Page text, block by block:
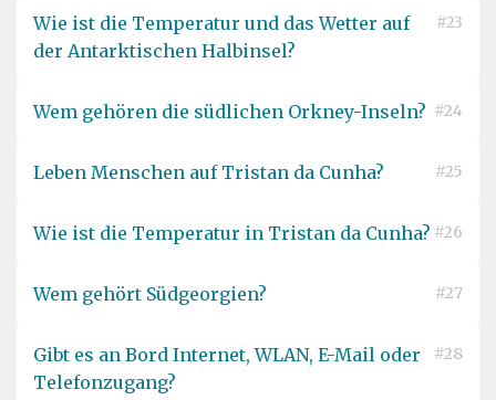
Wie ist die Temperatur und das Wetter auf
der Antarktischen Halbinsel?
#23
Wem gehören die südlichen Orkney-Inseln? #24
Leben Menschen auf Tristan da Cunha? #25
Wie ist die Temperatur in Tristan da Cunha? #26
Wem gehört Südgeorgien? #27
Gibt es an Bord Internet, WLAN, E-Mail oder
Telefonzugang?
#28